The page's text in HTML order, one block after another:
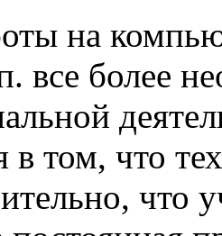
на
все более
в том, что